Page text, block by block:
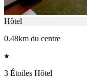
Hôtel
0.48km du centre
3 Étoiles Hôtel